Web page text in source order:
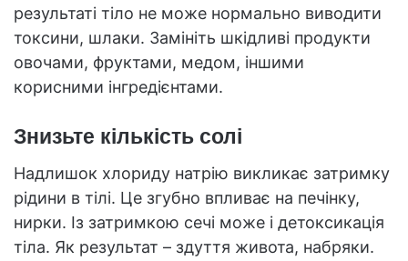
результаті тіло не може нормально виводити
токсини, шлаки. Замініть шкідливі продукти
овочами, фруктами, медом, іншими
корисними інгредієнтами.
Знизьте кількість солі
Надлишок хлориду натрію викликає затримку
рідини в тілі. Це згубно впливає на печінку,
нирки. Із затримкою сечі може і детоксикація
тіла. Як результат – здуття живота, набряки.